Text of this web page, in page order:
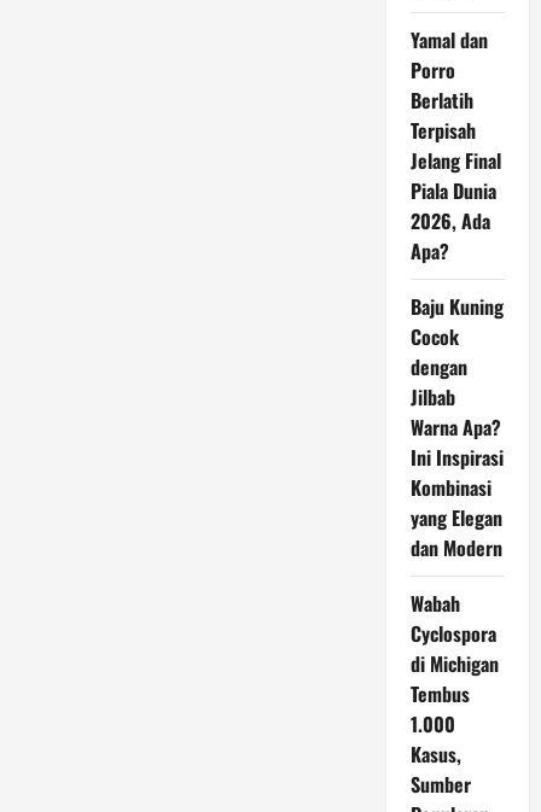
Yamal dan
Porro
Berlatih
Terpisah
Jelang Final
Piala Dunia
2026, Ada
Apa?
Baju Kuning
Cocok
dengan
Jilbab
Warna Apa?
Ini Inspirasi
Kombinasi
yang Elegan
dan Modern
Wabah
Cyclospora
di Michigan
Tembus
1.000
Kasus,
Sumber